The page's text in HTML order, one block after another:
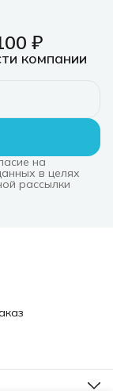
₽
компании
на
в целях
рассылки